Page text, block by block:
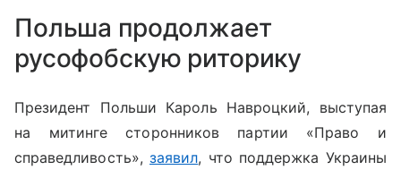
Польша продолжает
русофобскую риторику
Президент Польши Кароль Навроцкий, выступая
на митинге сторонников партии «Право и
справедливость»,заявил, что поддержка Украины